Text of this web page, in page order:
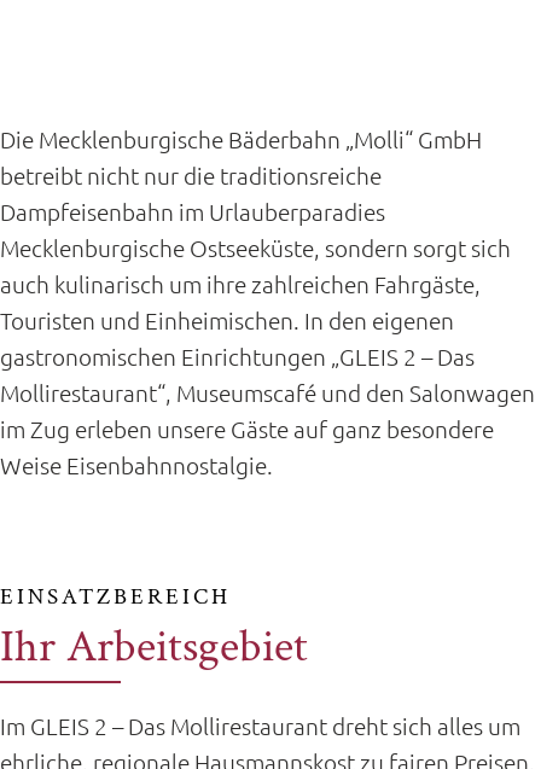
Die Mecklenburgische Bäderbahn „Molli“ GmbH
betreibt nicht nur die traditionsreiche
Dampfeisenbahn im Urlauberparadies
Mecklenburgische Ostseeküste, sondern sorgt sich
auch kulinarisch um ihre zahlreichen Fahrgäste,
Touristen und Einheimischen. In den eigenen
gastronomischen Einrichtungen „GLEIS 2 – Das
Mollirestaurant“, Museumscafé und den Salonwagen
im Zug erleben unsere Gäste auf ganz besondere
Weise Eisenbahnnostalgie.
EINSATZBEREICH
Ihr Arbeitsgebiet
Im GLEIS 2 – Das Mollirestaurant dreht sich alles um
ehrliche, regionale Hausmannskost zu fairen Preisen,